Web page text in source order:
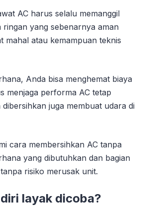
AC harus selalu memanggil
yang sebenarnya aman
mahal atau kemampuan teknis
Anda bisa menghemat biaya
menjaga performa AC tetap
juga membuat udara di
cara membersihkan AC tanpa
yang dibutuhkan dan bagian
risiko merusak unit.
layak dicoba?